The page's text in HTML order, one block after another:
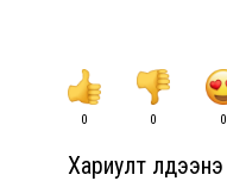
0 0 0
Хариулт үлдээнэ үү